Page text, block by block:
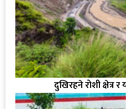
दुखिरहने रोशी क्षेत्र र